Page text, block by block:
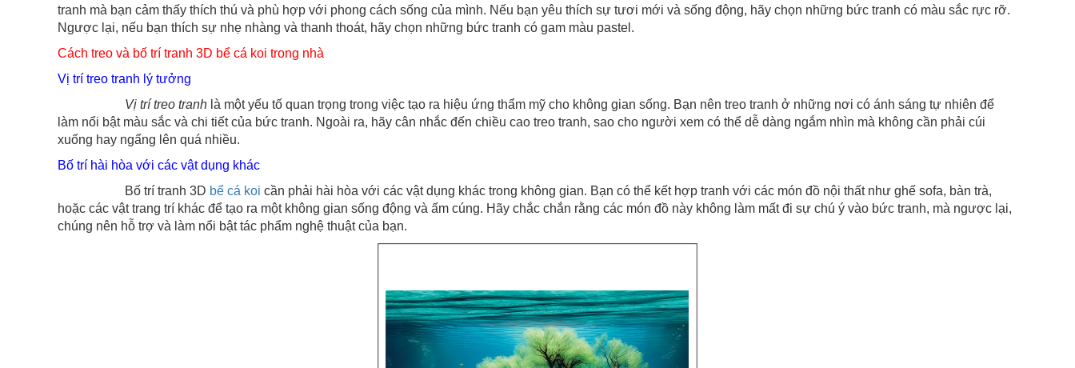
tranh mà bạn cảm thấy thích thú và phù hợp với phong cách sống của mình. Nếu bạn yêu thích sự tươi mới và sống động, hãy chọn những bức tranh có màu sắc rực rỡ.
Ngược lại, nếu bạn thích sự nhẹ nhàng và thanh thoát, hãy chọn những bức tranh có gam màu pastel.
Cách treo và bố trí tranh 3D bể cá koi trong nhà
Vị trí treo tranh lý tưởng
Vị trí treo tranh là một yếu tố quan trọng trong việc tạo ra hiệu ứng thẩm mỹ cho không gian sống. Bạn nên treo tranh ở những nơi có ánh sáng tự nhiên để
làm nổi bật màu sắc và chi tiết của bức tranh. Ngoài ra, hãy cân nhắc đến chiều cao treo tranh, sao cho người xem có thể dễ dàng ngắm nhìn mà không cần phải cúi
xuống hay ngẩng lên quá nhiều.
Bố trí hài hòa với các vật dụng khác
Bố trí tranh 3D bể cá koi cần phải hài hòa với các vật dụng khác trong không gian. Bạn có thể kết hợp tranh với các món đồ nội thất như ghế sofa, bàn trà,
hoặc các vật trang trí khác để tạo ra một không gian sống động và ấm cúng. Hãy chắc chắn rằng các món đồ này không làm mất đi sự chú ý vào bức tranh, mà ngược lại,
chúng nên hỗ trợ và làm nổi bật tác phẩm nghệ thuật của bạn.